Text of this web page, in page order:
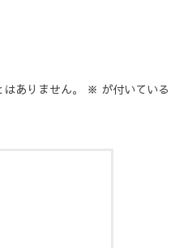
ありません。 ※ が付いている